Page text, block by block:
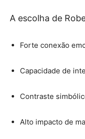
A escolha de
Forte conexão
Capacidade de
Contraste
Alto impacto de